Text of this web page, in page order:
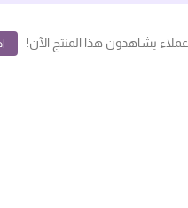
عملاء يشاهدون هذا المنتج الآن!